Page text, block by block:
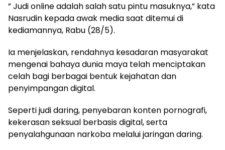
” Judi online adalah salah satu pintu masuknya,” kata
Nasrudin kepada awak media saat ditemui di
kediamannya, Rabu (28/5).
Ia menjelaskan, rendahnya kesadaran masyarakat
mengenai bahaya dunia maya telah menciptakan
celah bagi berbagai bentuk kejahatan dan
penyimpangan digital.
Seperti judi daring, penyebaran konten pornografi,
kekerasan seksual berbasis digital, serta
penyalahgunaan narkoba melalui jaringan daring.